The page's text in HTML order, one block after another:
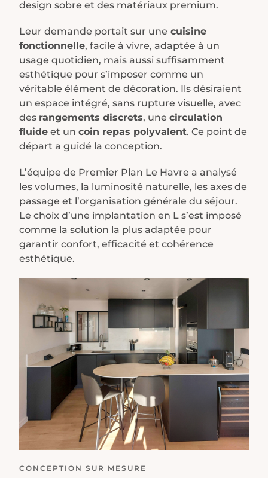
design sobre et des matériaux premium.
Leur demande portait sur une cuisine
fonctionnelle, facile à vivre, adaptée à un
usage quotidien, mais aussi suffisamment
esthétique pour s’imposer comme un
véritable élément de décoration. Ils désiraient
un espace intégré, sans rupture visuelle, avec
des rangements discrets, une circulation
fluide et un coin repas polyvalent. Ce point de
départ a guidé la conception.
L’équipe de Premier Plan Le Havre a analysé
les volumes, la luminosité naturelle, les axes de
passage et l’organisation générale du séjour.
Le choix d’une implantation en L s’est imposé
comme la solution la plus adaptée pour
garantir confort, efficacité et cohérence
esthétique.
CONCEPTION SUR MESURE